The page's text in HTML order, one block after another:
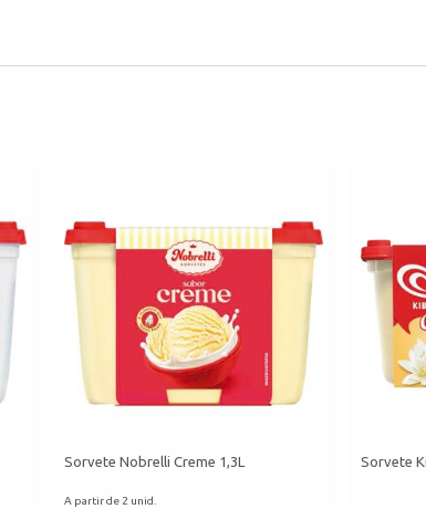
Sorvete Nobrelli Creme 1,3L
A partir de 2 unid.
Sorvete